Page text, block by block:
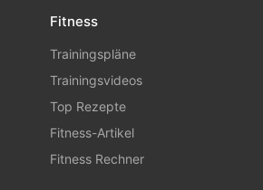
Fitness
Trainingspläne
Trainingsvideos
Top Rezepte
Fitness-Artikel
Fitness Rechner